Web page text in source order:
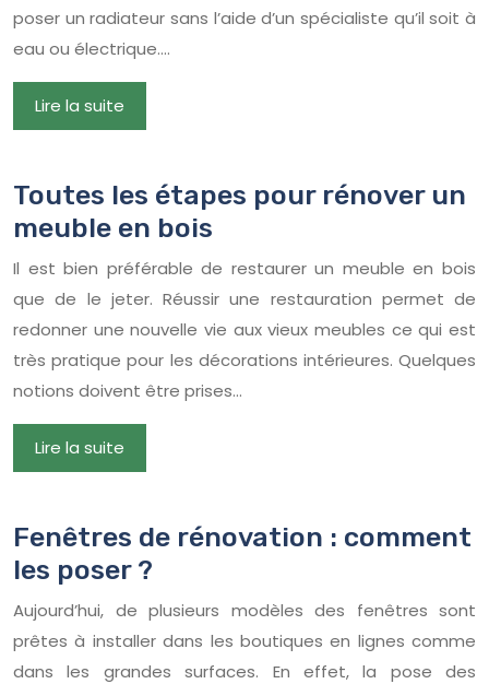
poser un radiateur sans l’aide d’un spécialiste qu’il soit à
eau ou électrique….
Lire la suite
Toutes les étapes pour rénover un
meuble en bois
Il est bien préférable de restaurer un meuble en bois
que de le jeter. Réussir une restauration permet de
redonner une nouvelle vie aux vieux meubles ce qui est
très pratique pour les décorations intérieures. Quelques
notions doivent être prises…
Lire la suite
Fenêtres de rénovation : comment
les poser ?
Aujourd’hui, de plusieurs modèles des fenêtres sont
prêtes à installer dans les boutiques en lignes comme
dans les grandes surfaces. En effet, la pose des